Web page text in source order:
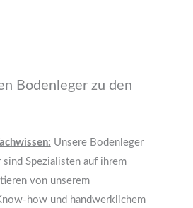
Bodenleger zu den
Unsere Bodenleger
sind Spezialisten auf ihrem
von unserem
how und handwerklichem